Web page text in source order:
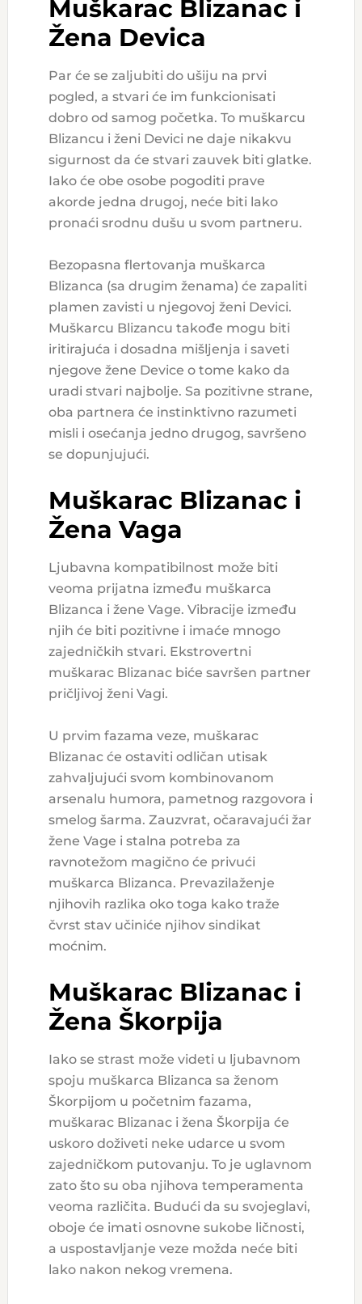
Muškarac Blizanac i
Žena Devica
Par će se zaljubiti do ušiju na prvi
pogled, a stvari će im funkcionisati
dobro od samog početka. To muškarcu
Blizancu i ženi Devici ne daje nikakvu
sigurnost da će stvari zauvek biti glatke.
Iako će obe osobe pogoditi prave
akorde jedna drugoj, neće biti lako
pronaći srodnu dušu u svom partneru.
Bezopasna flertovanja muškarca
Blizanca (sa drugim ženama) će zapaliti
plamen zavisti u njegovoj ženi Devici.
Muškarcu Blizancu takođe mogu biti
iritirajuća i dosadna mišljenja i saveti
njegove žene Device o tome kako da
uradi stvari najbolje. Sa pozitivne strane,
oba partnera će instinktivno razumeti
misli i osećanja jedno drugog, savršeno
se dopunjujući.
Muškarac Blizanac i
Žena Vaga
Ljubavna kompatibilnost može biti
veoma prijatna između muškarca
Blizanca i žene Vage. Vibracije između
njih će biti pozitivne i imaće mnogo
zajedničkih stvari. Ekstrovertni
muškarac Blizanac biće savršen partner
pričljivoj ženi Vagi.
U prvim fazama veze, muškarac
Blizanac će ostaviti odličan utisak
zahvaljujući svom kombinovanom
arsenalu humora, pametnog razgovora i
smelog šarma. Zauzvrat, očaravajući žar
žene Vage i stalna potreba za
ravnotežom magično će privući
muškarca Blizanca. Prevazilaženje
njihovih razlika oko toga kako traže
čvrst stav učiniće njihov sindikat
moćnim.
Muškarac Blizanac i
Žena Škorpija
Iako se strast može videti u ljubavnom
spoju muškarca Blizanca sa ženom
Škorpijom u početnim fazama,
muškarac Blizanac i žena Škorpija će
uskoro doživeti neke udarce u svom
zajedničkom putovanju. To je uglavnom
zato što su oba njihova temperamenta
veoma različita. Budući da su svojeglavi,
oboje će imati osnovne sukobe ličnosti,
a uspostavljanje veze možda neće biti
lako nakon nekog vremena.